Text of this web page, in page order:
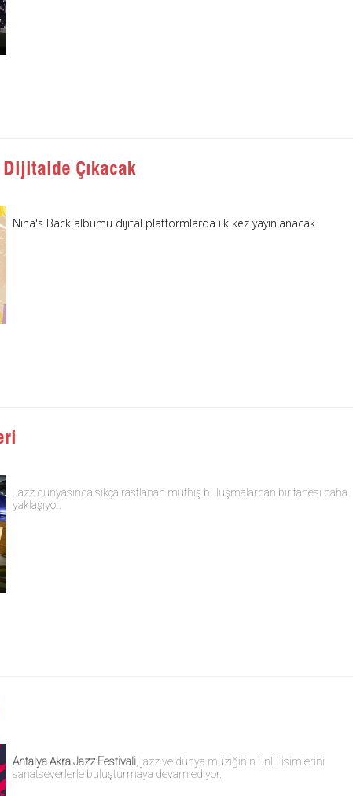
Çıkacak
Nina's Back albümü dijital platformlarda ilk kez yayınlanacak.
Jazz dünyasında sıkça rastlanan müthiş buluşmalardan bir tanesi daha
yaklaşıyor.
Antalya Akra Jazz Festivali , jazz ve dünya müziğinin ünlü isimlerini
sanatseverlerle buluşturmaya devam ediyor.